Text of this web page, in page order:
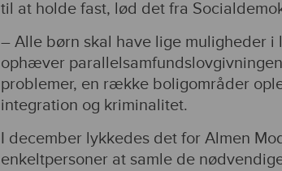
til at holde fast, lød det fra
– Alle børn skal have lige muligheder i
ophæver
problemer, en række boligområder
integration og kriminalitet.
I december lykkedes det for Almen
enkeltpersoner at samle de